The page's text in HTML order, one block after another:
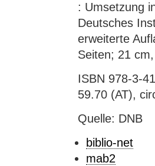
: Umsetzung
Deutsches
erweiterte
Seiten; 21
ISBN 978-3-
59.70 (AT),
Quelle: DNB
biblio-net
mab2